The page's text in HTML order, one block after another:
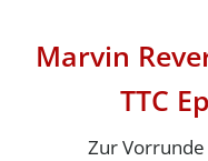
Marvin
TTC
Zur